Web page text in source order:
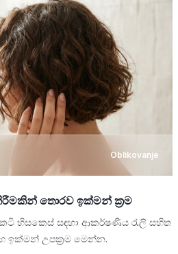
Oblikovanje
තොරව ඉක්මන් ක්‍රම
හිසකෙස් සඳහා ආකර්ෂණීය රැලි සහිත
ඉක්මන් උපක්‍රම මෙන්න.